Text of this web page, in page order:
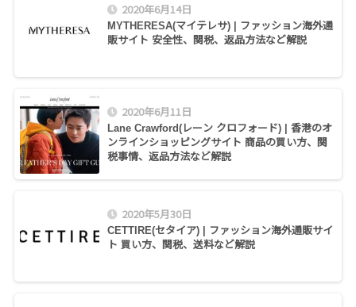
2020年6月14日
MYTHERESA(マイテレサ) | ファッション海外通
販サイト 安全性、関税、返品方法など解説
2020年6月11日
Lane Crawford(レーン クロフォード) | 香港のオ
ンラインショッピングサイト 商品の買い方、関
税事情、返品方法など解説
2020年5月30日
CETTIRE(セタイア) | ファッション海外通販サイ
ト 買い方、関税、送料など解説